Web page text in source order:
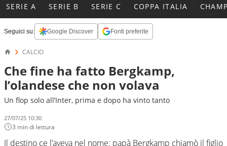
SERIE A SERIE B SERIE C COPPA ITALIA
Seguici su: Google Discover Fonti preferite
CALCIO
Che fine ha fatto Bergkamp,
l’olandese che non volava
Un flop solo all’Inter, prima e dopo ha vinto tanto
27/07/25 10:30
3 min di lettura
Il destino ce l’aveva nel nome: papà Bergkamp chiamò il figlio